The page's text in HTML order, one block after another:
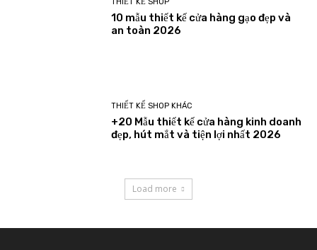
THIẾT KẾ SHOP
10 mẫu thiết kế cửa hàng gạo đẹp và
an toàn 2026
THIẾT KẾ SHOP KHÁC
+20 Mẫu thiết kế cửa hàng kinh doanh
đẹp, hút mắt và tiện lợi nhất 2026
Load more